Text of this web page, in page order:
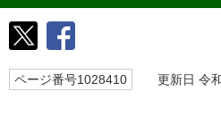
ページ番号1028410 更新日 令